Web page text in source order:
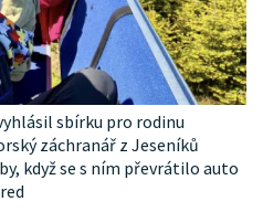
sbírku pro rodinu
záchranář z Jeseníků
když se s ním převrátilo auto